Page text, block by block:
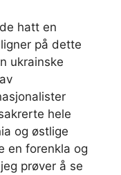
hatt en
på dette
ukrainske
hele
og østlige
en forenkla og
prøver å se